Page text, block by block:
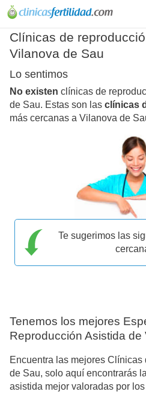
Clínicas de
Vilanova de Sau
Lo sentimos
No existen clínicas de
de Sau. Estas son las clínicas
más cercanas a Vilanova de
Te sugerimos las
Tenemos los mejores
Reproducción Asistida de
Encuentra las mejores
de Sau, solo aquí encontrarás
asistida mejor valoradas por